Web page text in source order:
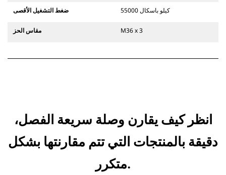
ضغط التشغيل الأقصى 55000 كيلو باسكال
مقاس الحز M36 x 3
انظر كيف يقارن وصلة سريعة الفصل،
دقيقة بالمنتجات التي تتم مقارنتها بشكل
متكرر.